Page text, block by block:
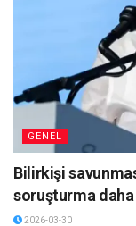
GENEL
Bilirkişi
soruşturma daha
2026-03-30